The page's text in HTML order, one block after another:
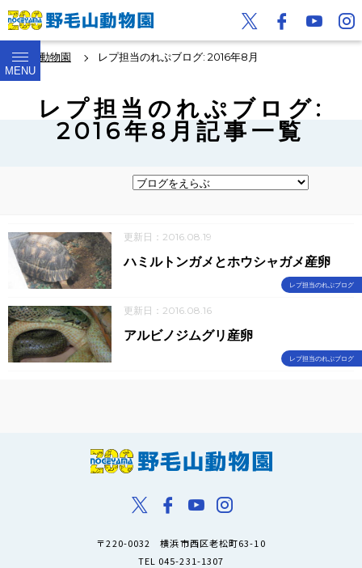
MENU
野毛山動物園 レプ担当のれぷブログ: 2016年8月
レプ担当のれぷブログ:
2016年8月記事一覧
更新日：2016.08.19
レプ担当のれぷブログ
ハミルトンガメとホウシャガメ産卵
更新日：2016.08.16
レプ担当のれぷブログ
アルビノジムグリ産卵
〒220-0032 横浜市西区老松町63-10
TEL 045-231-1307